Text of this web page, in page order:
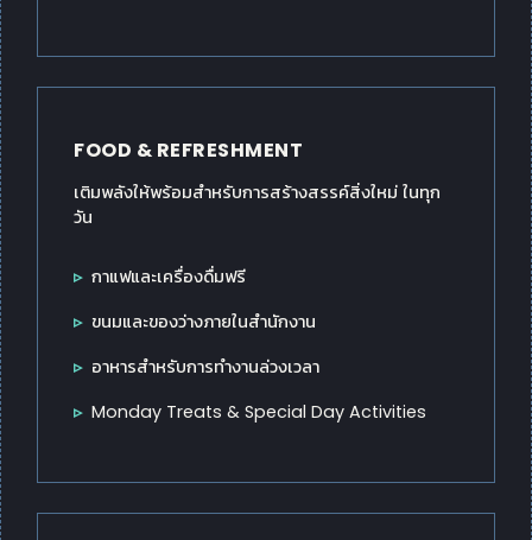
FOOD & REFRESHMENT
เติมพลังให้พร้อมสำหรับการสร้างสรรค์สิ่งใหม่ ในทุก
วัน
กาแฟและเครื่องดื่มฟรี
ขนมและของว่างภายในสำนักงาน
อาหารสำหรับการทำงานล่วงเวลา
Monday Treats & Special Day Activities